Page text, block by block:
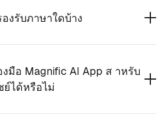
งรับภาษาใดบ้าง
มือ Magnific AI App ส าหรับ
ย์ได้หรือไม่